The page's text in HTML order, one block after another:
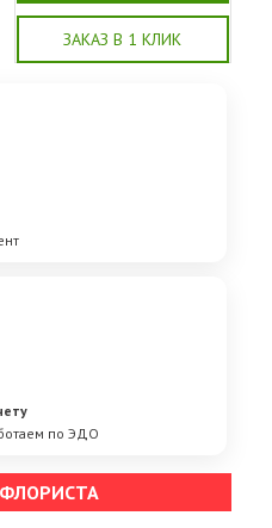
ЗАКАЗ В 1 КЛИК
по ЭДО